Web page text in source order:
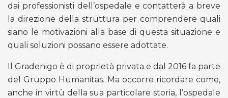
dai professionisti dell’ospedale e contatterà a breve
la direzione della struttura per comprendere quali
siano le motivazioni alla base di questa situazione e
quali soluzioni possano essere adottate.
Il Gradenigo è di proprietà privata e dal 2016 fa parte
del Gruppo Humanitas. Ma occorre ricordare come,
anche in virtù della sua particolare storia, l’ospedale